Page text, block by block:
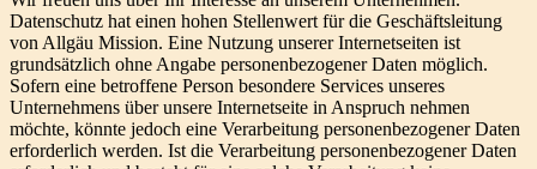
Datenschutz hat einen hohen Stellenwert für die Geschäftsleitung
von Allgäu Mission. Eine Nutzung unserer Internetseiten ist
grundsätzlich ohne Angabe personenbezogener Daten möglich.
Sofern eine betroffene Person besondere Services unseres
Unternehmens über unsere Internetseite in Anspruch nehmen
möchte, könnte jedoch eine Verarbeitung personenbezogener Daten
erforderlich werden. Ist die Verarbeitung personenbezogener Daten